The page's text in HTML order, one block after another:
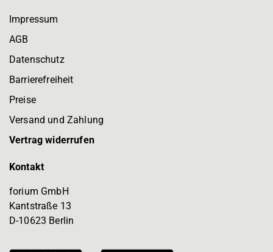
Impressum
AGB
Datenschutz
Barrierefreiheit
Preise
Versand und Zahlung
Vertrag widerrufen
Kontakt
forium GmbH
Kantstraße 13
D-10623 Berlin